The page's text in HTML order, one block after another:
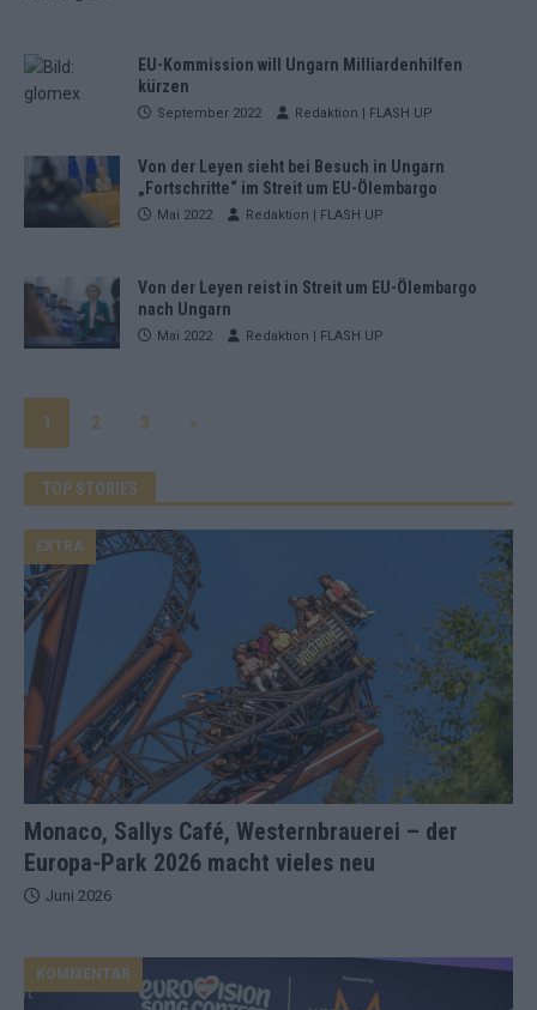
EU-Kommission will Ungarn Milliardenhilfen
kürzen
September 2022 Redaktion | FLASH UP
Von der Leyen sieht bei Besuch in Ungarn
„Fortschritte“ im Streit um EU-Ölembargo
Mai 2022 Redaktion | FLASH UP
Von der Leyen reist in Streit um EU-Ölembargo
nach Ungarn
Mai 2022 Redaktion | FLASH UP
1 2 3 »
TOP STORIES
Monaco, Sallys Café, Westernbrauerei – der
Europa-Park 2026 macht vieles neu
EXTRA
Juni 2026
KOMMENTAR